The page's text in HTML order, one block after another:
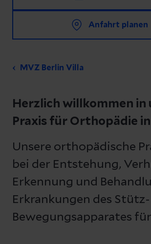
Anfahrt planen
MVZ Berlin Villa
Herzlich willkommen in
Praxis für Orthopädie
Unsere orthopädische
bei der Entstehung,
Erkennung und
Erkrankungen des
Bewegungsapparates für